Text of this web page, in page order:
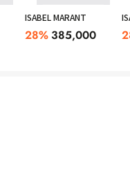
ISABEL MARANT
28% 385,000